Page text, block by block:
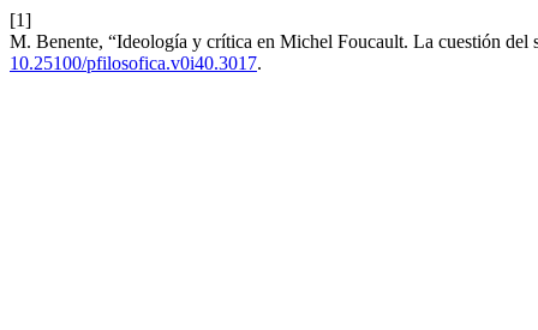
[1]
M. Benente, “Ideología y crítica en Michel Foucault. La cuestión del
10.25100/pfilosofica.v0i40.3017.